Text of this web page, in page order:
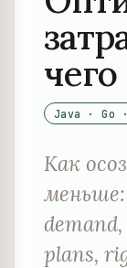
Java · Go
Как
plans,